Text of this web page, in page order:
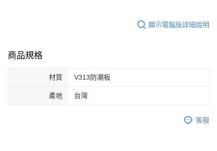
顯示電腦版詳細說明
商品規格
材質 V313防潮板
產地 台灣
客服